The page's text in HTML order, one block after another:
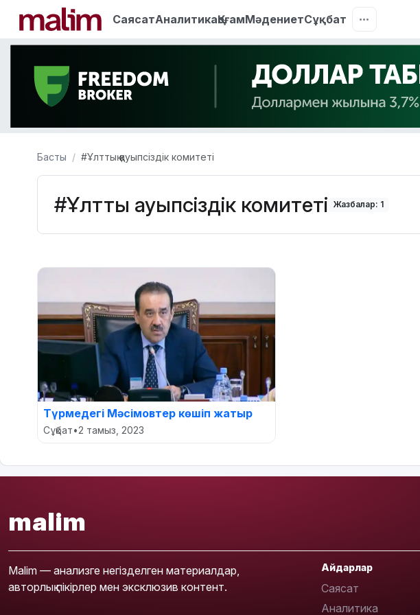
СаясатАналитикаҚоғамМәдениетСұқбат
Басты #Ұлттық қауыпсіздік комитеті
#Ұлттық қауыпсіздік комитеті Жазбалар: 1
Түрмедегі Мәсімовтер көшіп жатыр
Сұқбат•2 тамыз, 2023
malim
Malim — анализге негізделген материалдар,
авторлық пікірлер мен эксклюзив контент.
Айдарлар
Саясат
Аналитика